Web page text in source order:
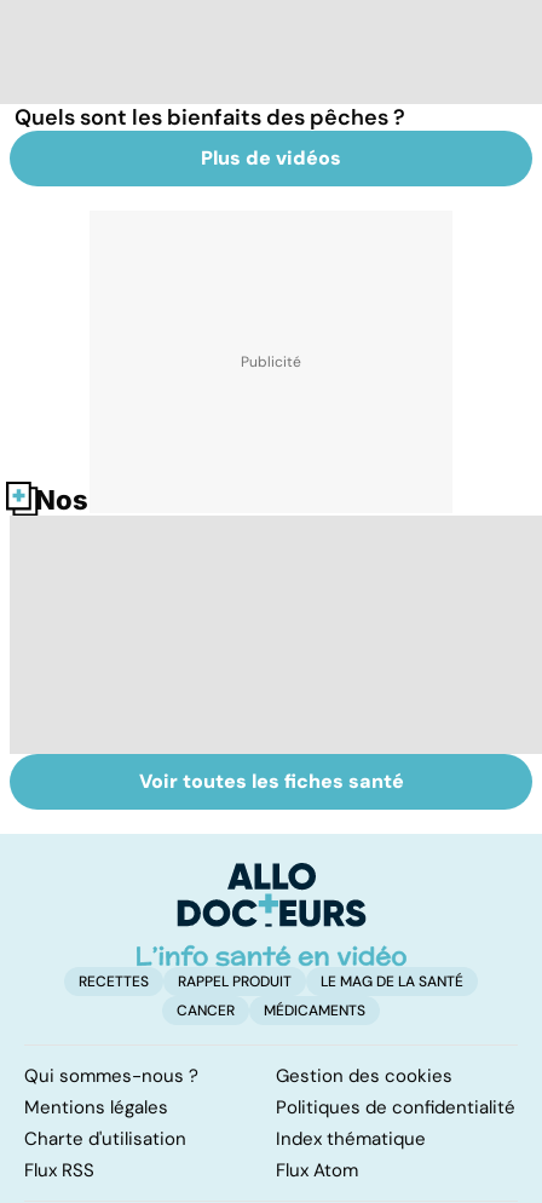
Quels sont les bienfaits des pêches ?
Plus de vidéos
Nos fiches santé
Le magnésium,
un oligo-élément
Intestin irritable :
le régime
solution ?
Voir toutes les fiches santé
RECETTES RAPPEL PRODUIT
LE MAG DE LA SANTÉ
CANCER
MÉDICAMENTS
Qui sommes-nous ?
Gestion des cookies
Mentions légales
Politiques de confidentialité
Charte d'utilisation
Index thématique
Flux RSS
Flux Atom